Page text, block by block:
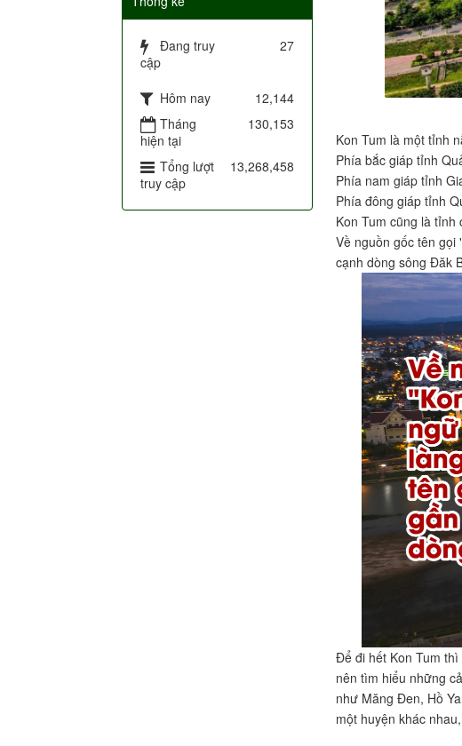
Kon Tum là một tỉnh
Phía bắc giáp tỉnh
Phía nam giáp tỉnh
Phía đông giáp tỉnh
Kon Tum cũng là
Về nguồn gốc tên gọi
cạnh dòng sông Đăk
Để đi hết Kon Tum
nên tìm hiểu những
như Măng Đen, Hồ
một huyện khác
Đang truy
cập
27
Hôm nay
12,144
Tháng
hiện tại
130,153
Tổng lượt
truy cập
13,268,458